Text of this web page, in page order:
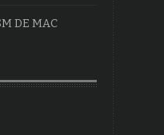
DE MAC